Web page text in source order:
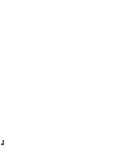
』